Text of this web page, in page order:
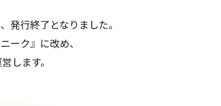
発行終了となりました。
ーク』に改め、
します。